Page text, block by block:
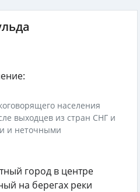
населения
выходцев из стран СНГ и
и неточными
город в центре
на берегах реки